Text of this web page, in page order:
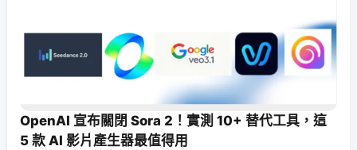
OpenAI 宣布關閉 Sora 2！實測 10+ 替代工具，這
5 款 AI 影片產生器最值得用